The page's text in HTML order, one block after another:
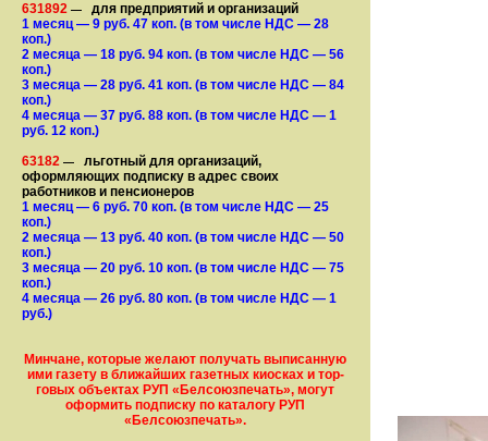
631892 —
для предприятий и организаций
1 месяц— 9 руб. 47 коп. (в том числе НДС — 28
коп.)
2 месяца — 18 руб. 94 коп. (в том числе НДС — 56
коп.)
3 месяца — 28 руб. 41 коп. (в том числе НДС — 84
коп.)
4 месяца — 37 руб. 88 коп. (в том числе НДС — 1
руб. 12 коп.)
63182 —
льготный для организаций,
оформляющих подписку в адрес своих
работников и пенсионеров
1 месяц— 6 руб. 70 коп. (в том числе НДС — 25
коп.)
2 месяца — 13 руб. 40 коп. (в том числе НДС — 50
коп.)
3 месяца — 20 руб. 10 коп. (в том числе НДС — 75
коп.)
4 месяца — 26 руб. 80 коп. (в том числе НДС — 1
руб.)
Минчане, которые желают получать вы­писанную
ими газету в бли­жай­ших газет­ных киосках и тор­
го­вых объе­ктах РУП «Белсоюзпечать», могут
оформить под­пис­ку по ка­та­ло­гу РУП
«Белсоюзпечать».